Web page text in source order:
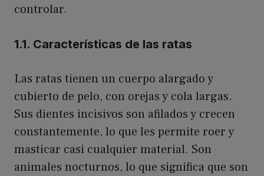
controlar.
1.1. Características de las ratas
Las ratas tienen un cuerpo alargado y
cubierto de pelo, con orejas y cola largas.
Sus dientes incisivos son afilados y crecen
constantemente, lo que les permite roer y
masticar casi cualquier material. Son
animales nocturnos, lo que significa que son